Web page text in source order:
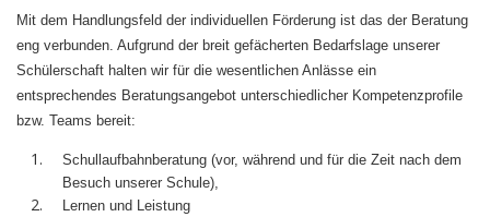
Mit dem Handlungsfeld der individuellen Förderung ist das der Beratung
eng verbunden. Aufgrund der breit gefächerten Bedarfslage unserer
Schülerschaft halten wir für die wesentlichen Anlässe ein
entsprechendes Beratungsangebot unterschiedlicher Kompetenzprofile
bzw. Teams bereit:
Schullaufbahnberatung (vor, während und für die Zeit nach dem
Besuch unserer Schule),
Lernen und Leistung